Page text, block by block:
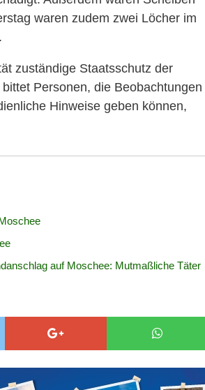
waren zudem zwei Löcher im
zuständige Staatsschutz der
Personen, die Beobachtungen
Hinweise geben können,
auf Moschee: Mutmaßliche Täter